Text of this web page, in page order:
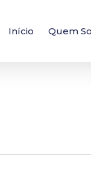
Início Quem